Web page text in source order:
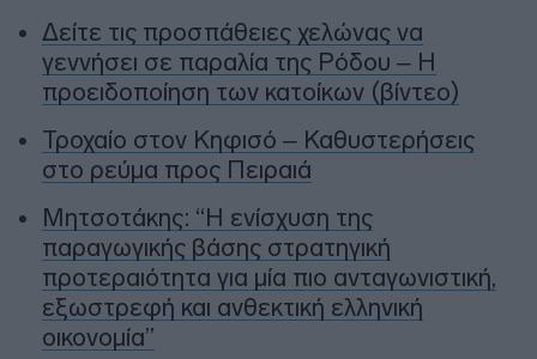
Δείτε τις προσπάθειες χελώνας να
γεννήσει σε παραλία της Ρόδου – Η
προειδοποίηση των κατοίκων (βίντεο)
Τροχαίο στον Κηφισό – Καθυστερήσεις
στο ρεύμα προς Πειραιά
Μητσοτάκης: “Η ενίσχυση της
παραγωγικής βάσης στρατηγική
προτεραιότητα για μία πιο ανταγωνιστική,
εξωστρεφή και ανθεκτική ελληνική
οικονομία”